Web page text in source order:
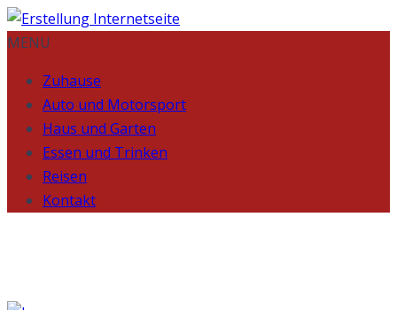
MENU
Zuhause
Auto und Motorsport
Haus und Garten
Essen und Trinken
Reisen
Kontakt